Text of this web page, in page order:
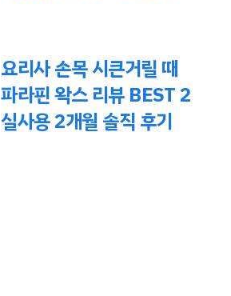
요리사 손목 시큰거릴 때
파라핀 왁스 리뷰 BEST 2
실사용 2개월 솔직 후기